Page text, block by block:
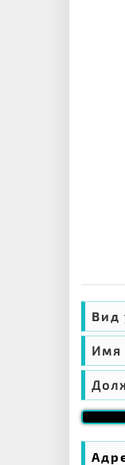
Вид
Имя